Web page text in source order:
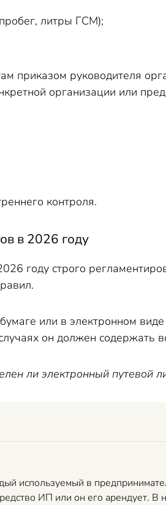
литры ГСМ);
приказом руководителя
организации или
контроля.
в 2026 году
году строго
или в электронном
он должен содержать
ли электронный путевой
используемый в
ИП или он его арендует. В